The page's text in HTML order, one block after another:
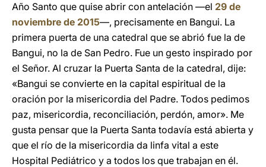
Año Santo que quise abrir con antelación —el 29 de
noviembre de 2015—, precisamente en Bangui. La
primera puerta de una catedral que se abrió fue la de
Bangui, no la de San Pedro. Fue un gesto inspirado por
el Señor. Al cruzar la Puerta Santa de la catedral, dije:
«Bangui se convierte en la capital espiritual de la
oración por la misericordia del Padre. Todos pedimos
paz, misericordia, reconciliación, perdón, amor». Me
gusta pensar que la Puerta Santa todavía está abierta y
que el río de la misericordia da linfa vital a este
Hospital Pediátrico y a todos los que trabajan en él.